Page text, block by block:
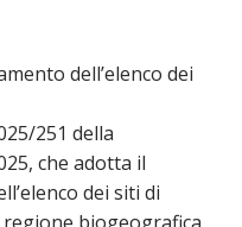
dell’elenco dei
251 della
che adotta il
dei siti di